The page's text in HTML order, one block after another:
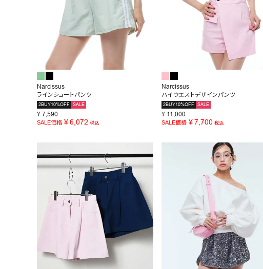
COMING SOON
JOURNAL
INFORMATION
RECRUIT
Narcissus
ラインショートパンツ
2BUY10%OFF SALE
¥ 7,590
SALE価格 ¥6,072 税込
Narcissus
ハイウエストデザインパンツ
2BUY10%OFF SALE
¥ 11,000
SALE価格 ¥7,700 税込